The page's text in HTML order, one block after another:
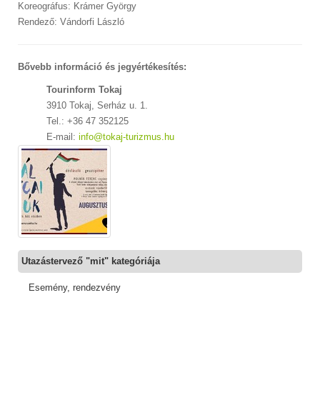
Koreográfus: Krámer György
Rendező: Vándorfi László
Bővebb információ és jegyértékesítés:
Tourinform Tokaj
3910 Tokaj, Serház u. 1.
Tel.: +36 47 352125
E-mail: info@tokaj-turizmus.hu
Utazástervező "mit" kategóriája
Esemény, rendezvény